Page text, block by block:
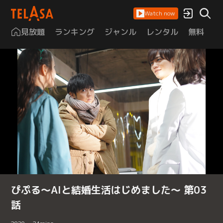
Watch now
見放題 ランキング ジャンル レンタル 無料
ぴぷる～AIと結婚生活はじめました～ 第03
話